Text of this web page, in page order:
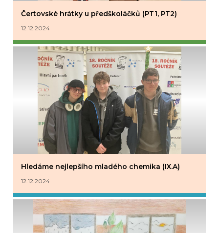
Čertovské hrátky u předškoláčků (PT1, PT2)
12.12.2024
Hledáme nejlepšího mladého chemika (IX.A)
12.12.2024